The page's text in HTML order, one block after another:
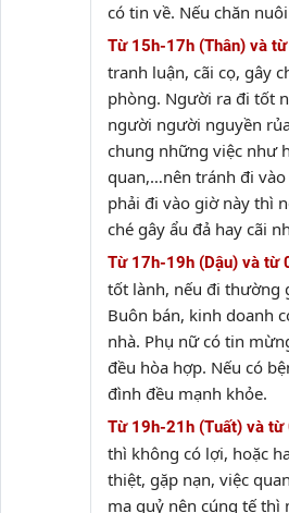
có tin về. Nếu chăn
Từ 15h-17h (Thân) và
tranh luận, cãi cọ, gây
phòng. Người ra đi tốt
người người nguyền
chung những việc như
quan,…nên tránh đi
phải đi vào giờ này thì
ché gây ẩu đả hay cãi
Từ 17h-19h (Dậu) và từ
tốt lành, nếu đi thường
Buôn bán, kinh doanh
nhà. Phụ nữ có tin
đều hòa hợp. Nếu có
đình đều mạnh khỏe.
Từ 19h-21h (Tuất) và từ
thì không có lợi, hoặc
thiệt, gặp nạn, việc
ma quỷ nên cúng tế thì